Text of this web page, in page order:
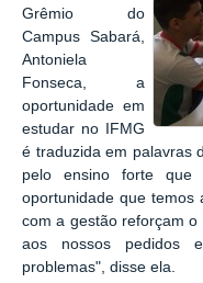
Grêmio do
Campus Sabará,
Antoniela
Fonseca, a
oportunidade em
estudar no IFMG
é traduzida em palavras
pelo ensino forte que
oportunidade que temos
com a gestão reforçam
aos nossos pedidos
problemas", disse ela.